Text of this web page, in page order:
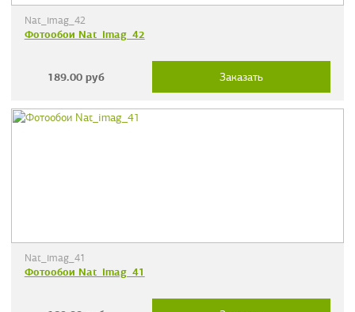
Nat_imag_42
Фотообои Nat_imag_42
189.00 руб Заказать
Nat_imag_41
Фотообои Nat_imag_41